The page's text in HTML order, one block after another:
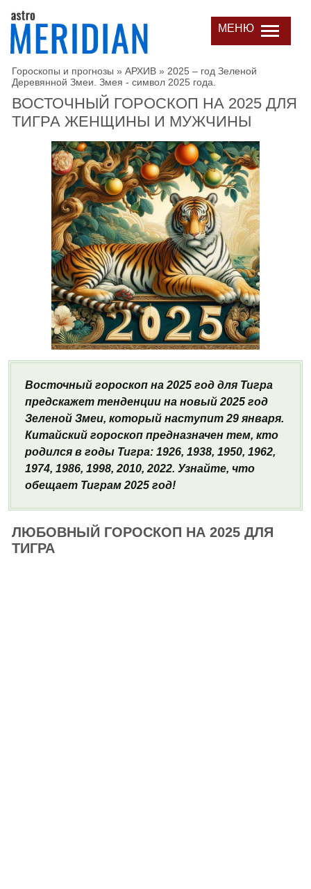
МЕНЮ
Гороскопы и прогнозы » АРХИВ » 2025 – год Зеленой
Деревянной Змеи. Змея - символ 2025 года.
ВОСТОЧНЫЙ ГОРОСКОП НА 2025 ДЛЯ
ТИГРА ЖЕНЩИНЫ И МУЖЧИНЫ
Восточный гороскоп на 2025 год для Тигра
предскажет тенденции на новый 2025 год
Зеленой Змеи, который наступит 29 января.
Китайский гороскоп предназначен тем, кто
родился в годы Тигра: 1926, 1938, 1950, 1962,
1974, 1986, 1998, 2010, 2022. Узнайте, что
обещает Тиграм 2025 год!
ЛЮБОВНЫЙ ГОРОСКОП НА 2025 ДЛЯ
ТИГРА